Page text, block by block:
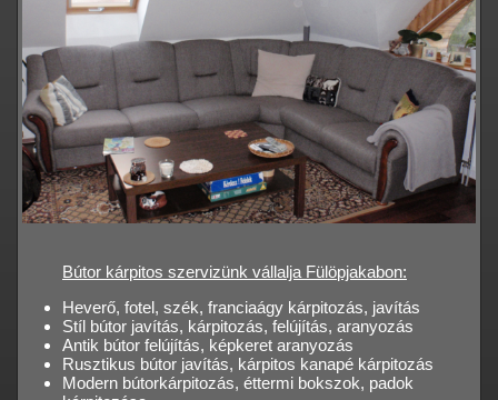
Bútor kárpitos szervizünk vállalja Fülöpjakabon:
Heverő, fotel, szék, franciaágy kárpitozás, javítás
Stíl bútor javítás, kárpitozás, felújítás, aranyozás
Antik bútor felújítás, képkeret aranyozás
Rusztikus bútor javítás, kárpitos kanapé kárpitozás
Modern bútorkárpitozás, éttermi bokszok, padok